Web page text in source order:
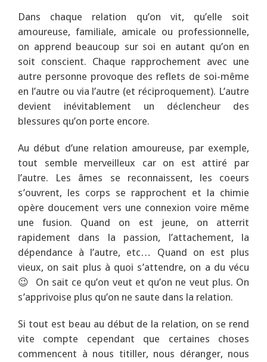
Dans chaque relation qu’on vit, qu’elle soit
amoureuse, familiale, amicale ou professionnelle,
on apprend beaucoup sur soi en autant qu’on en
soit conscient. Chaque rapprochement avec une
autre personne provoque des reflets de soi-même
en l’autre ou via l’autre (et réciproquement). L’autre
devient inévitablement un déclencheur des
blessures qu’on porte encore.
Au début d’une relation amoureuse, par exemple,
tout semble merveilleux car on est attiré par
l’autre. Les âmes se reconnaissent, les coeurs
s’ouvrent, les corps se rapprochent et la chimie
opère doucement vers une connexion voire même
une fusion. Quand on est jeune, on atterrit
rapidement dans la passion, l’attachement, la
dépendance à l’autre, etc… Quand on est plus
vieux, on sait plus à quoi s’attendre, on a du vécu
😉 On sait ce qu’on veut et qu’on ne veut plus. On
s’apprivoise plus qu’on ne saute dans la relation.
Si tout est beau au début de la relation, on se rend
vite compte cependant que certaines choses
commencent à nous titiller, nous déranger, nous